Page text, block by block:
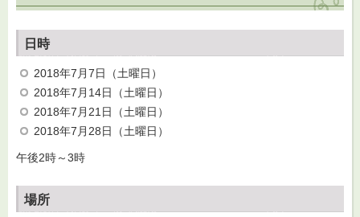
日時
2018年7月7日（土曜日）
2018年7月14日（土曜日）
2018年7月21日（土曜日）
2018年7月28日（土曜日）
午後2時～3時
場所